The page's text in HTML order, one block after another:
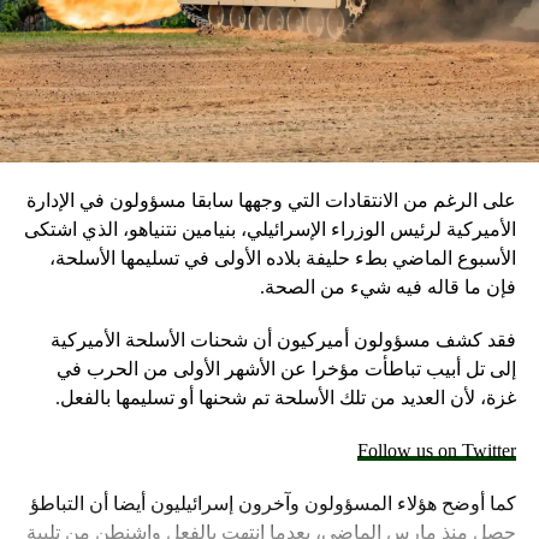
على الرغم من الانتقادات التي وجهها سابقا مسؤولون في الإدارة
الأميركية لرئيس الوزراء الإسرائيلي، بنيامين نتنياهو، الذي اشتكى
الأسبوع الماضي بطء حليفة بلاده الأولى في تسليمها الأسلحة،
فإن ما قاله فيه شيء من الصحة.
فقد كشف مسؤولون أميركيون أن شحنات الأسلحة الأميركية
إلى تل أبيب تباطأت مؤخرا عن الأشهر الأولى من الحرب في
غزة، لأن العديد من تلك الأسلحة تم شحنها أو تسليمها بالفعل.
Follow us on Twitter
كما أوضح هؤلاء المسؤولون وآخرون إسرائيليون أيضا أن التباطؤ
حصل منذ مارس الماضي، بعدما انتهت بالفعل واشنطن من تلبية